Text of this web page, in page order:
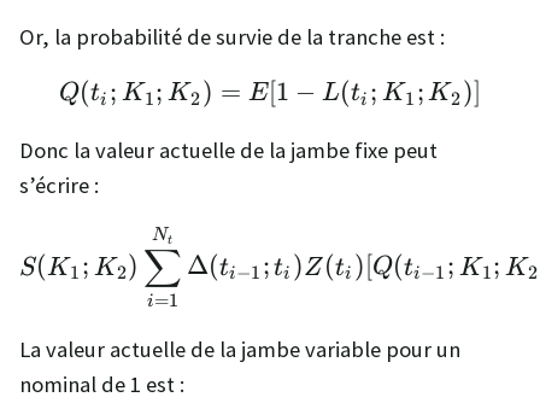
Or, la probabilité de survie de la tranche est :
Q(t_i;K_1;K_2) = E[1
Q(ti ; K1 ; K2) = E[1 − L(ti ; K1 ; K2)]
Donc la valeur actuelle de la jambe fixe peut
s’écrire :
S(K1 ; K2)
i=1
∑
Nt
Δ(ti−1 ; ti )Z(ti )[Q(ti−1 ; K1; K2
La valeur actuelle de la jambe variable pour un
nominal de 1 est :